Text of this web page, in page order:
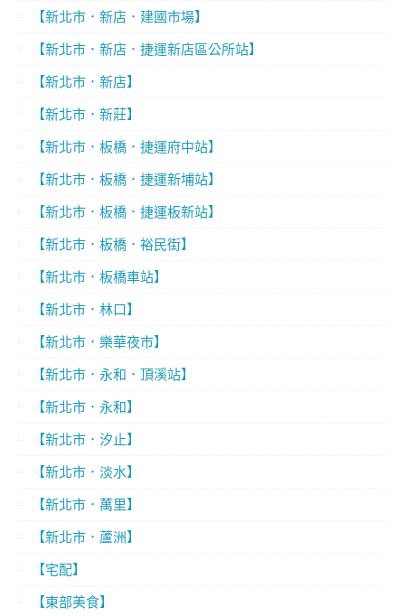
【新北市．新店．建國市場】
【新北市．新店．捷運新店區公所站】
【新北市．新店】
【新北市．新莊】
【新北市．板橋．捷運府中站】
【新北市．板橋．捷運新埔站】
【新北市．板橋．捷運板新站】
【新北市．板橋．裕民街】
【新北市．板橋車站】
【新北市．林口】
【新北市．樂華夜市】
【新北市．永和．頂溪站】
【新北市．永和】
【新北市．汐止】
【新北市．淡水】
【新北市．萬里】
【新北市．蘆洲】
【宅配】
【東部美食】